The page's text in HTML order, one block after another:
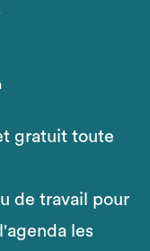
gratuit toute
de travail pour
les